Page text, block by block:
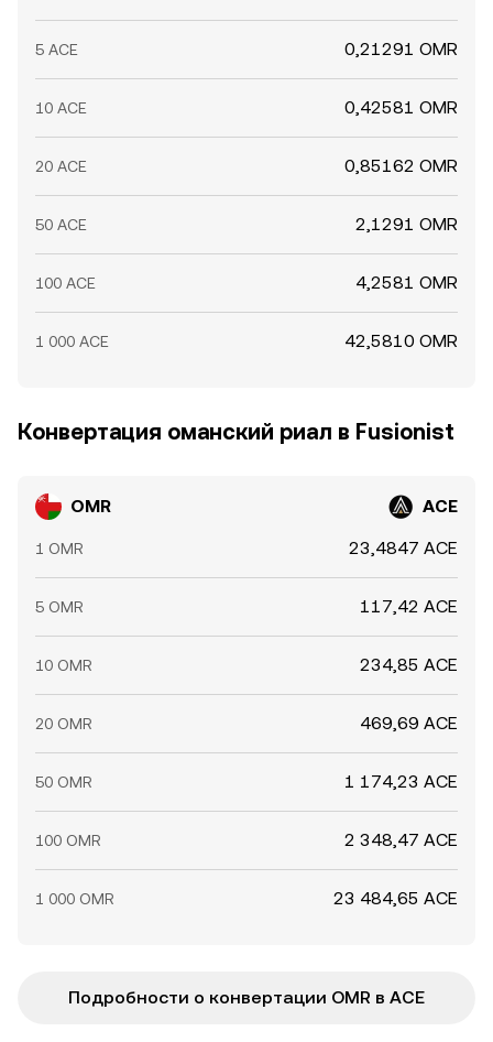
DEX, если значительная часть торгов ACE проходит
через AMM.
5 ACE 0,21291 OMR
10 ACE 0,42581 OMR
20 ACE 0,85162 OMR
50 ACE 2,1291 OMR
100 ACE 4,2581 OMR
1 000 ACE 42,5810 OMR
Конвертация оманский риал в Fusionist
OMR ACE
1 OMR 23,4847 ACE
5 OMR 117,42 ACE
10 OMR 234,85 ACE
20 OMR 469,69 ACE
50 OMR 1 174,23 ACE
100 OMR 2 348,47 ACE
1 000 OMR 23 484,65 ACE
Подробности о конвертации OMR в ACE